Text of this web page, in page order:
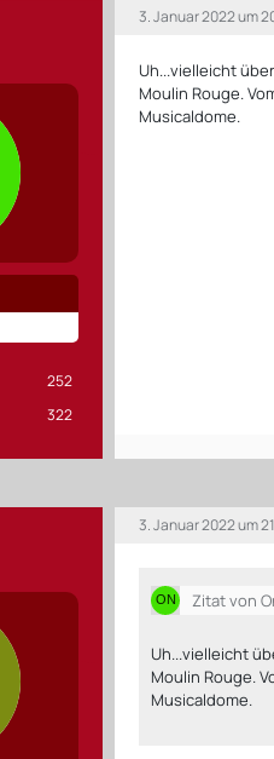
252
322
3. Januar 2022 um
Uh...vielleicht
Moulin Rouge.
Musicaldome.
3. Januar 2022 um
Zitat von
Uh...vielleicht
Moulin Rouge.
Musicaldome.